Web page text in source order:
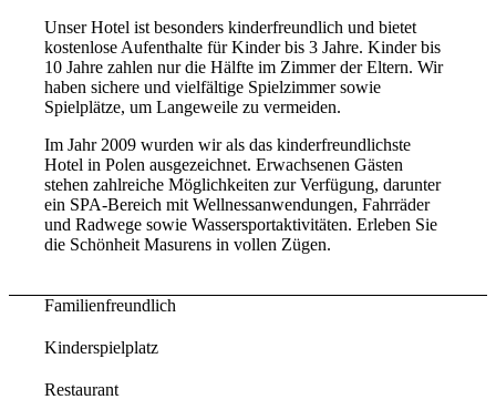
Unser Hotel ist besonders kinderfreundlich und bietet
kostenlose Aufenthalte für Kinder bis 3 Jahre. Kinder bis
10 Jahre zahlen nur die Hälfte im Zimmer der Eltern. Wir
haben sichere und vielfältige Spielzimmer sowie
Spielplätze, um Langeweile zu vermeiden.
Im Jahr 2009 wurden wir als das kinderfreundlichste
Hotel in Polen ausgezeichnet. Erwachsenen Gästen
stehen zahlreiche Möglichkeiten zur Verfügung, darunter
ein SPA-Bereich mit Wellnessanwendungen, Fahrräder
und Radwege sowie Wassersportaktivitäten. Erleben Sie
die Schönheit Masurens in vollen Zügen.
Familienfreundlich
Kinderspielplatz
Restaurant